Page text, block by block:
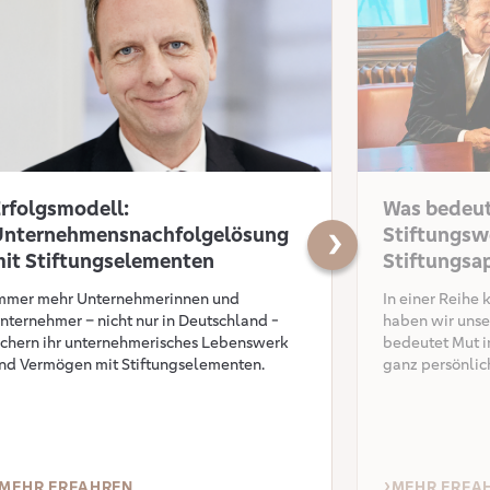
Stiftungselementen
mehr Unternehmerinnen und
– nicht nur in Deutschland -
ihr unternehmerisches Lebenswerk
Vermögen mit Stiftungselementen.
Was
In einer Reihe
haben wir
bedeutet Mut
ganz
Nächster Slide